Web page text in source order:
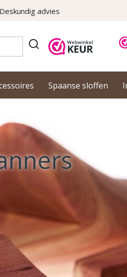
Deskundig advies
Spaanse sloffen